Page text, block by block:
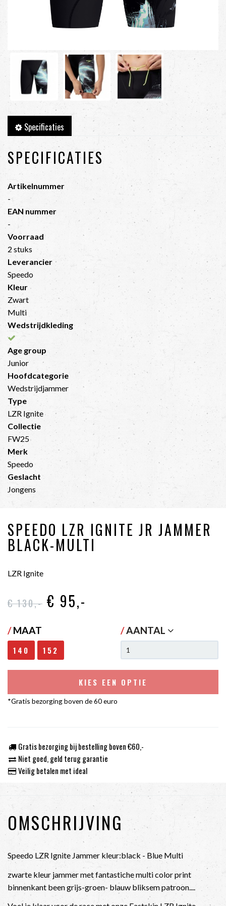
Specificaties
SPECIFICATIES
Artikelnummer
-
EAN nummer
-
Voorraad
2 stuks
Leverancier
Speedo
Kleur
Zwart
Multi
Wedstrijdkleding
Age group
Junior
Hoofdcategorie
Wedstrijdjammer
Type
LZR Ignite
Collectie
FW25
Merk
Speedo
Geslacht
Jongens
SPEEDO LZR IGNITE JR JAMMER
BLACK-MULTI
LZR Ignite
€ 130,- € 95,-
/MAAT
140 152
/AANTAL
KIES EEN OPTIE
*Gratis bezorging boven de 60 euro
Gratis bezorging bij bestelling boven €60,-
Niet goed, geld terug garantie
Veilig betalen met ideal
OMSCHRIJVING
Speedo LZR Ignite Jammer kleur:black - Blue Multi
zwarte kleur jammer met fantastiche multi color print
binnenkant been grijs-groen- blauw bliksem patroon....